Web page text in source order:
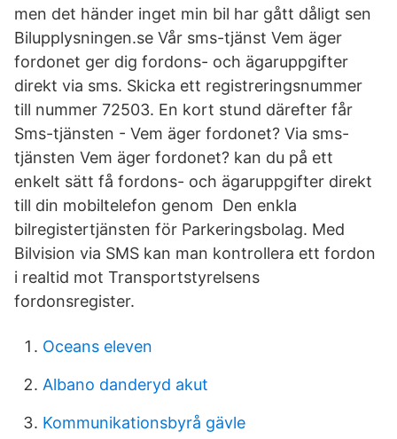
men det händer inget min bil har gått dåligt sen
Bilupplysningen.se Vår sms-tjänst Vem äger
fordonet ger dig fordons- och ägaruppgifter
direkt via sms. Skicka ett registreringsnummer
till nummer 72503. En kort stund därefter får
Sms-tjänsten - Vem äger fordonet? Via sms-
tjänsten Vem äger fordonet? kan du på ett
enkelt sätt få fordons- och ägaruppgifter direkt
till din mobiltelefon genom Den enkla
bilregistertjänsten för Parkeringsbolag. Med
Bilvision via SMS kan man kontrollera ett fordon
i realtid mot Transportstyrelsens
fordonsregister.
Oceans eleven
Albano danderyd akut
Kommunikationsbyrå gävle